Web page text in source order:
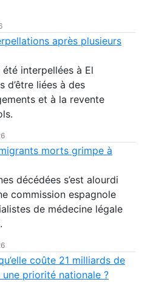
après plusieurs
interpellées à El
d’être liées à des
et à la revente
morts grimpe à
décédées s’est alourdi
commission espagnole
de médecine légale
coûte 21 milliards de
priorité nationale ?